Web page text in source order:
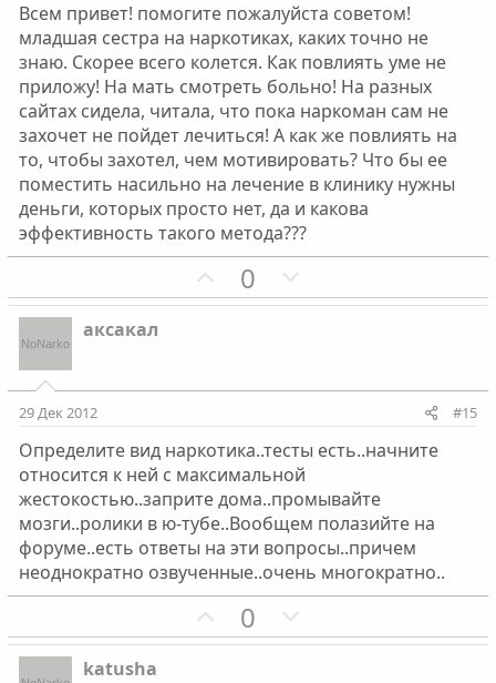
н
ы
й
г
о
л
о
с
н
ы
й
г
о
л
о
с
Всем привет! помогите пожалуйста советом!
младшая сестра на наркотиках, каких точно не
знаю. Скорее всего колется. Как повлиять уме не
приложу! На мать смотреть больно! На разных
сайтах сидела, читала, что пока наркоман сам не
захочет не пойдет лечиться! А как же повлиять на
то, чтобы захотел, чем мотивировать? Что бы ее
поместить насильно на лечение в клинику нужны
деньги, которых просто нет, да и какова
эффективность такого метода???
П
о
т
н
ы
й
г
о
л
с
0
е
т
н
ы
й
г
о
л
с
аксакал
29 Дек 2012 #15
Определите вид наркотика..тесты есть..начните
относится к ней с максимальной
жестокостью..заприте дома..промывайте
мозги..ролики в ю-тубе..Вообщем полазийте на
форуме..есть ответы на эти вопросы..причем
неоднократно озвученные..очень многократно..
П
о
0
е
katusha